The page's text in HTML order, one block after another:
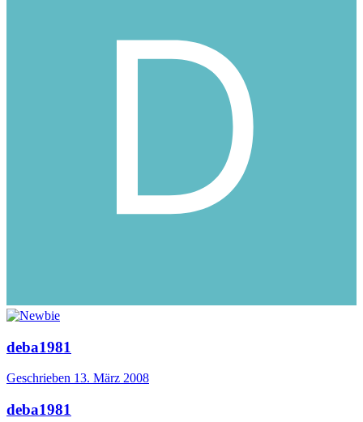
deba1981
Geschrieben 13. März 2008
deba1981